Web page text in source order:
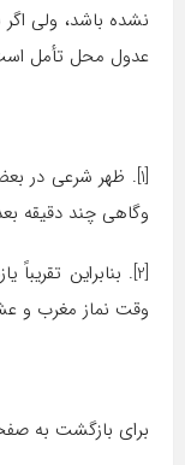
نشده باشد، ولی اگر
عدول محل تأمل
[1]. ظهر شرعی در
وگاهی چند دقیقه
[2]. بنابراین
وقت نماز مغرب و
برای بازگشت به